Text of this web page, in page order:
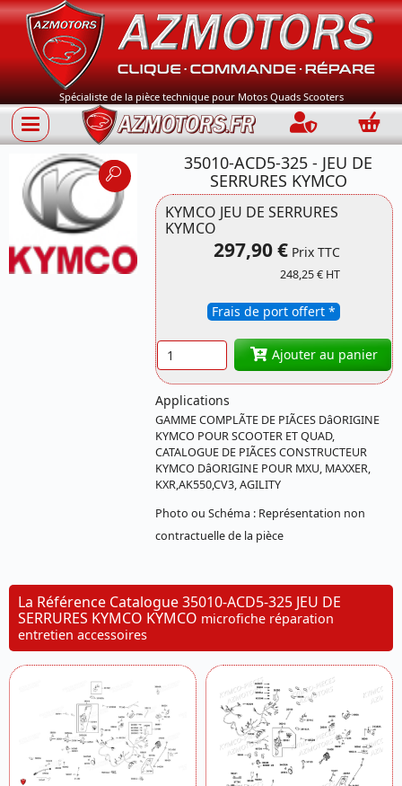
Spécialiste de la pièce technique pour Motos Quads Scooters
Connection
Référence 35010-
ACD5-325 KYMCO
35010-ACD5-325 - JEU DE
SERRURES KYMCO
KYMCO JEU DE SERRURES
KYMCO
297,90 € Prix TTC
248,25 € HT
Frais de port offert *
Quantité Ajouter au panier
Applications
GAMME COMPLÃTE DE PIÃCES DâORIGINE
KYMCO POUR SCOOTER ET QUAD,
CATALOGUE DE PIÃCES CONSTRUCTEUR
KYMCO DâORIGINE POUR MXU, MAXXER,
KXR,AK550,CV3, AGILITY
Photo ou Schéma : Représentation non
contractuelle de la pièce
La Référence Catalogue 35010-ACD5-325 JEU DE
SERRURES KYMCO KYMCO microfiche réparation
entretien accessoires